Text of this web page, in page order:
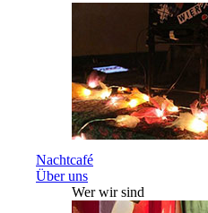
Nachtcafé
Über uns
Wer wir sind